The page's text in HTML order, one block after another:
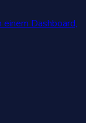
Dashboard,